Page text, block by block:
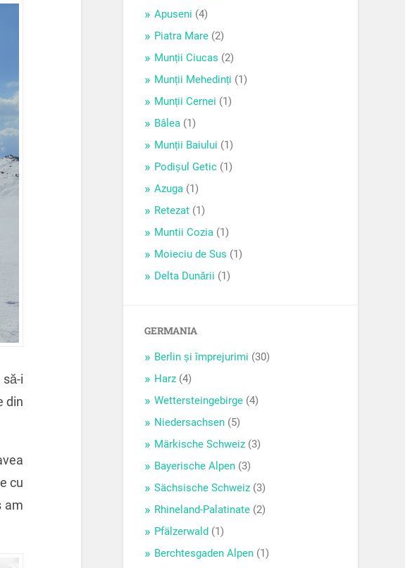
i
din
cu
am
Apuseni (4)
Piatra Mare (2)
Munții Ciucas (2)
Munții Mehedinți (1)
Munții Cernei (1)
Bâlea (1)
Munții Baiului (1)
Podișul Getic (1)
Azuga (1)
Retezat (1)
Muntii Cozia (1)
Moieciu de Sus (1)
Delta Dunării (1)
GERMANIA
Berlin și împrejurimi (30)
Harz (4)
Wettersteingebirge (4)
Niedersachsen (5)
Märkische Schweiz (3)
Bayerische Alpen (3)
Sächsische Schweiz (3)
Rhineland-Palatinate (2)
Pfälzerwald (1)
Berchtesgaden Alpen (1)